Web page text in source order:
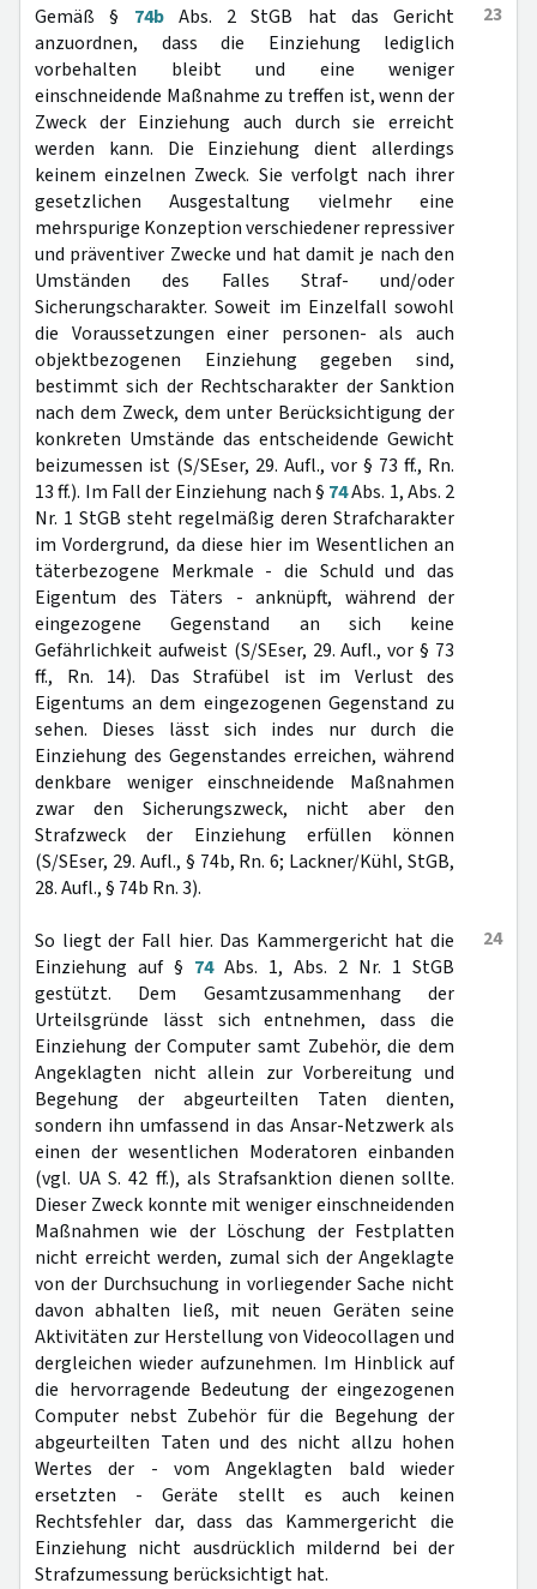
23
Gemäß § 74bAbs. 2 StGB hat das Gericht
anzuordnen, dass die Einziehung lediglich
vorbehalten bleibt und eine weniger
einschneidende Maßnahme zu treffen ist, wenn der
Zweck der Einziehung auch durch sie erreicht
werden kann. Die Einziehung dient allerdings
keinem einzelnen Zweck. Sie verfolgt nach ihrer
gesetzlichen Ausgestaltung vielmehr eine
mehrspurige Konzeption verschiedener repressiver
und präventiver Zwecke und hat damit je nach den
Umständen des Falles Straf- und/oder
Sicherungscharakter. Soweit im Einzelfall sowohl
die Voraussetzungen einer personen- als auch
objektbezogenen Einziehung gegeben sind,
bestimmt sich der Rechtscharakter der Sanktion
nach dem Zweck, dem unter Berücksichtigung der
konkreten Umstände das entscheidende Gewicht
beizumessen ist (S/SEser, 29. Aufl., vor § 73 ff., Rn.
13 ff.). Im Fall der Einziehung nach § 74Abs. 1, Abs. 2
Nr. 1 StGB steht regelmäßig deren Strafcharakter
im Vordergrund, da diese hier im Wesentlichen an
täterbezogene Merkmale - die Schuld und das
Eigentum des Täters - anknüpft, während der
eingezogene Gegenstand an sich keine
Gefährlichkeit aufweist (S/SEser, 29. Aufl., vor § 73
ff., Rn. 14). Das Strafübel ist im Verlust des
Eigentums an dem eingezogenen Gegenstand zu
sehen. Dieses lässt sich indes nur durch die
Einziehung des Gegenstandes erreichen, während
denkbare weniger einschneidende Maßnahmen
zwar den Sicherungszweck, nicht aber den
Strafzweck der Einziehung erfüllen können
(S/SEser, 29. Aufl., § 74b, Rn. 6; Lackner/Kühl, StGB,
28. Aufl., § 74b Rn. 3).
24
So liegt der Fall hier. Das Kammergericht hat die
Einziehung auf § 74Abs. 1, Abs. 2 Nr. 1 StGB
gestützt. Dem Gesamtzusammenhang der
Urteilsgründe lässt sich entnehmen, dass die
Einziehung der Computer samt Zubehör, die dem
Angeklagten nicht allein zur Vorbereitung und
Begehung der abgeurteilten Taten dienten,
sondern ihn umfassend in das Ansar-Netzwerk als
einen der wesentlichen Moderatoren einbanden
(vgl. UA S. 42 ff.), als Strafsanktion dienen sollte.
Dieser Zweck konnte mit weniger einschneidenden
Maßnahmen wie der Löschung der Festplatten
nicht erreicht werden, zumal sich der Angeklagte
von der Durchsuchung in vorliegender Sache nicht
davon abhalten ließ, mit neuen Geräten seine
Aktivitäten zur Herstellung von Videocollagen und
dergleichen wieder aufzunehmen. Im Hinblick auf
die hervorragende Bedeutung der eingezogenen
Computer nebst Zubehör für die Begehung der
abgeurteilten Taten und des nicht allzu hohen
Wertes der - vom Angeklagten bald wieder
ersetzten - Geräte stellt es auch keinen
Rechtsfehler dar, dass das Kammergericht die
Einziehung nicht ausdrücklich mildernd bei der
Strafzumessung berücksichtigt hat.